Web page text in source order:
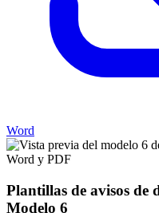
Word
Plantillas de avisos de
Modelo 6